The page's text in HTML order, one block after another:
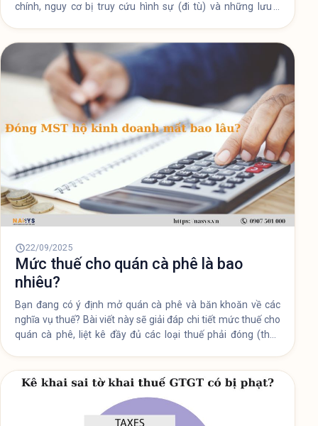
chính, nguy cơ bị truy cứu hình sự (đi tù) và những lưu ý
22/09/2025
Mức thuế cho quán cà phê là bao
nhiêu?
Bạn đang có ý định mở quán cà phê và băn khoăn về các
nghĩa vụ thuế? Bài viết này sẽ giải đáp chi tiết mức thuế cho
quán cà phê, liệt kê đầy đủ các loại thuế phải đóng (thuế